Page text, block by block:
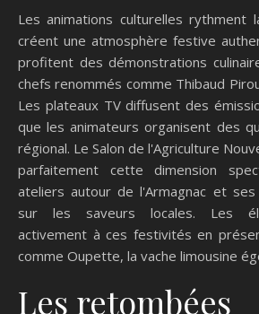
Les animations culturelles rythment
créent une atmosphère festive
profitent des démonstrations
chefs renommés comme Thibaud
Les plateaux TV diffusent des
que les animateurs organisent des
régional. Le Salon de l'Agriculture
parfaitement cette dimension
ateliers autour de l'Armagnac et ses
sur les saveurs locales. Les
activement à ces festivités en
comme Oupette, la vache limousine
Les retombées